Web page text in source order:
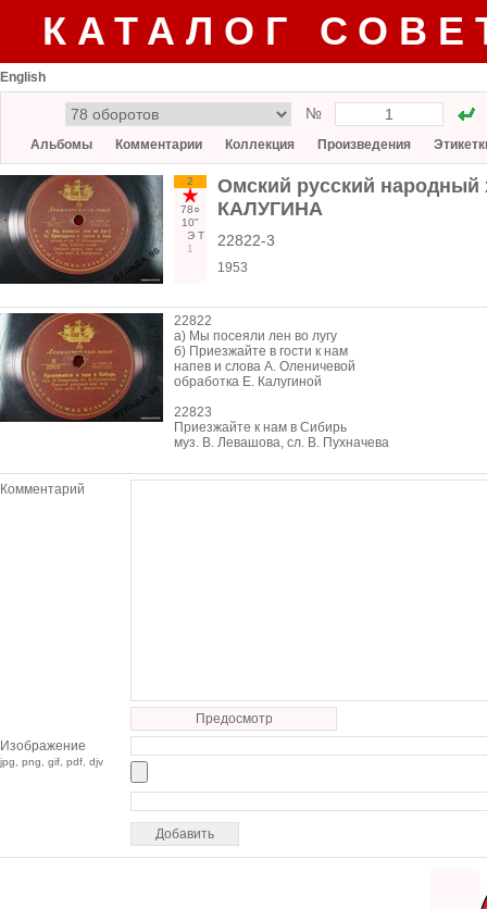
КАТАЛОГ
English
№
Альбомы Комментарии Коллекция Произведения
2
78○
10"
Э Т
1
Омский русский народный
КАЛУГИНА
22822-3
1953
22822
а) Мы посеяли лен во лугу
б) Приезжайте в гости к нам
напев и слова А. Оленичевой
обработка Е. Калугиной
22823
Приезжайте к нам в Сибирь
муз. В. Левашова, сл. В. Пухначева
Комментарий
Предосмотр
Изображение
jpg, png, gif, pdf, djv